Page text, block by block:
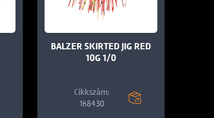
BALZER SKIRTED JIG RED
10G 1/0
Cikkszám:
168430